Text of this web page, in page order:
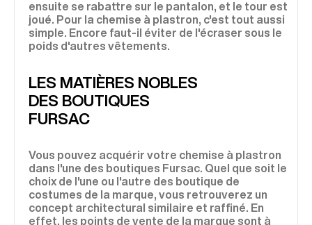
ensuite se rabattre sur le pantalon, et le tour est
joué. Pour la chemise à plastron, c'est tout aussi
simple. Encore faut-il éviter de l'écraser sous le
poids d'autres vêtements.
LES MATIÈRES NOBLES
DES BOUTIQUES
FURSAC
Vous pouvez acquérir votre chemise à plastron
dans l'une des boutiques Fursac. Quel que soit le
choix de l'une ou l'autre des boutique de
costumes de la marque, vous retrouverez un
concept architectural similaire et raffiné. En
effet, les points de vente de la marque sont à